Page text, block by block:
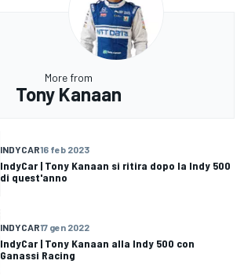
More from
Tony Kanaan
INDYCAR16 feb 2023
IndyCar | Tony Kanaan si ritira dopo la Indy 500
di quest'anno
INDYCAR17 gen 2022
IndyCar | Tony Kanaan alla Indy 500 con
Ganassi Racing